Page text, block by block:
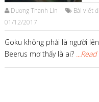
Dương Thanh Lin Bài viết
01/12/2017
Goku không phải là người
Beerus mơ thấy là ai?